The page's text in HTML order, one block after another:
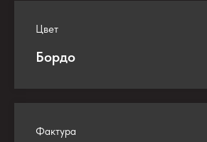
Цвет
Бордо
Фактура